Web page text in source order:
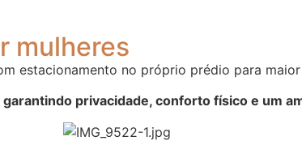
mulheres
estacionamento no próprio prédio para
privacidade, conforto físico e um